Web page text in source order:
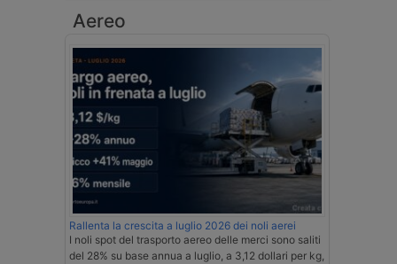
Aereo
Rallenta la crescita a luglio 2026 dei noli aerei
I noli spot del trasporto aereo delle merci sono saliti
del 28% su base annua a luglio, a 3,12 dollari per kg,